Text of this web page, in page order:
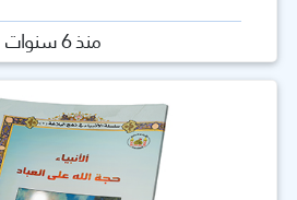
منذ 6 سنوات